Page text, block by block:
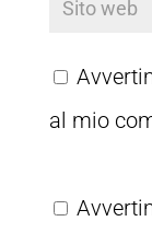
al mio